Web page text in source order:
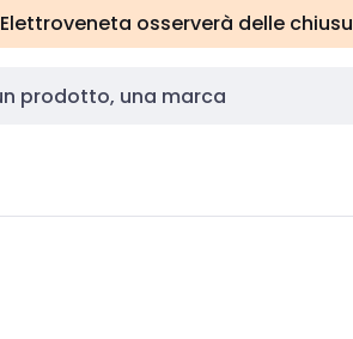
osserverà delle